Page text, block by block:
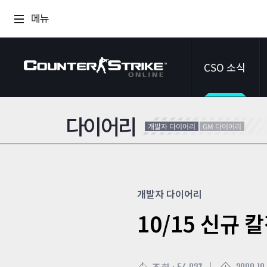
메뉴
CSO 소식
공지사항
다이어리 개발자 다이어리 GM 다이어리
개발자 다이어리
10/15 신규